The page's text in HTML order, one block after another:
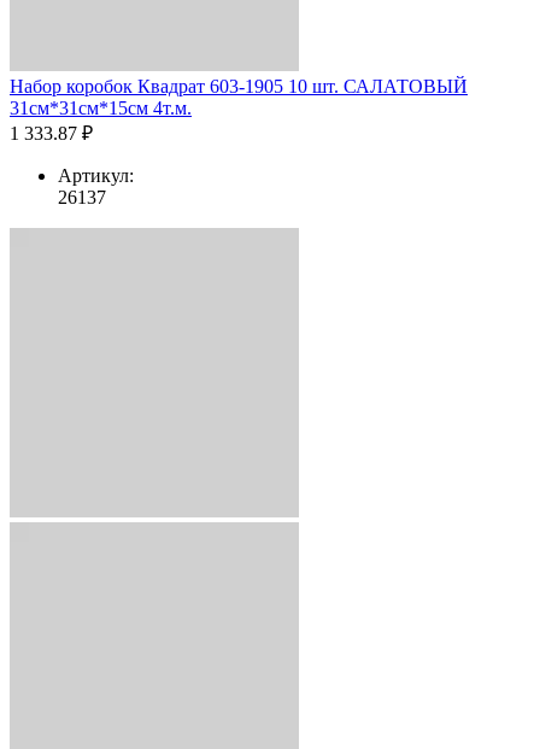
Набор коробок Квадрат 603-1905 10 шт. САЛАТОВЫЙ
31см*31см*15см 4т.м.
1 333.87 ₽
Артикул:
26137